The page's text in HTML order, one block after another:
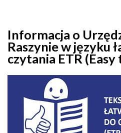
Informacja o
Raszynie w języku
czytania ETR (Easy